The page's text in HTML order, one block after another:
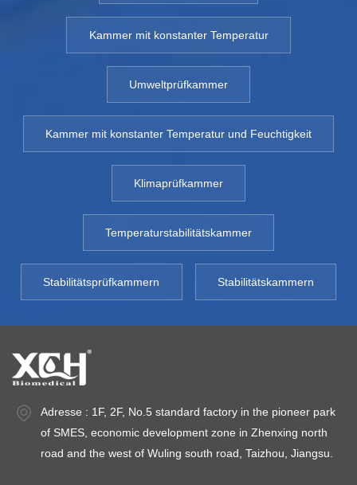
Kammer mit konstanter Temperatur
Umweltprüfkammer
Kammer mit konstanter Temperatur und Feuchtigkeit
Klimaprüfkammer
Temperaturstabilitätskammer
Stabilitätsprüfkammern Stabilitätskammern
Adresse : 1F, 2F, No.5 standard factory in the pioneer park
of SMES, economic development zone in Zhenxing north
road and the west of Wuling south road, Taizhou, Jiangsu.